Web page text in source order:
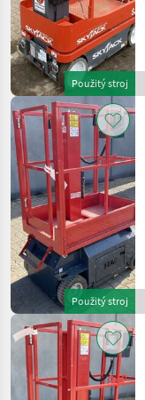
Použitý stroj
Použitý stroj